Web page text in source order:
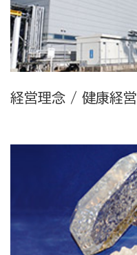
経営理念 / 健康経営